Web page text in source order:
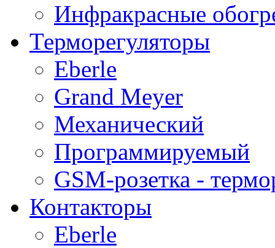
Инфракрасные
Терморегуляторы
Eberle
Grand Meyer
Механический
Программируемый
GSM-розетка -
Контакторы
Eberle